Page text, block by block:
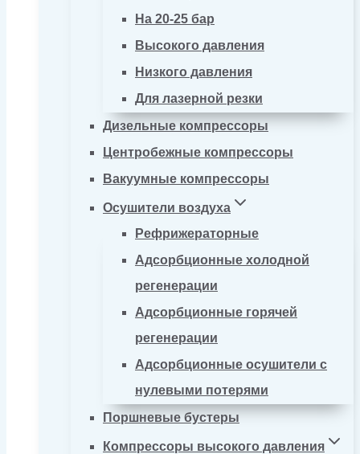
На 20-25 бар
Высокого давления
Низкого давления
Для лазерной резки
Дизельные компрессоры
Центробежные компрессоры
Вакуумные компрессоры
Осушители воздуха
Рефрижераторные
Адсорбционные холодной
регенерации
Адсорбционные горячей
регенерации
Адсорбционные осушители с
нулевыми потерями
Поршневые бустеры
Компрессоры высокого давления